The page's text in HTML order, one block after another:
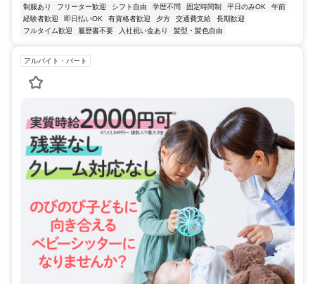
制服あり フリーター歓迎 シフト自由 学歴不問 固定時間制 平日のみOK
午前
経験者歓迎
即日払いOK 有資格者歓迎 夕方 交通費支給
長期歓迎
フルタイム歓迎
履歴書不要 入社祝い金あり 髪型・髪色自由
アルバイト・パート